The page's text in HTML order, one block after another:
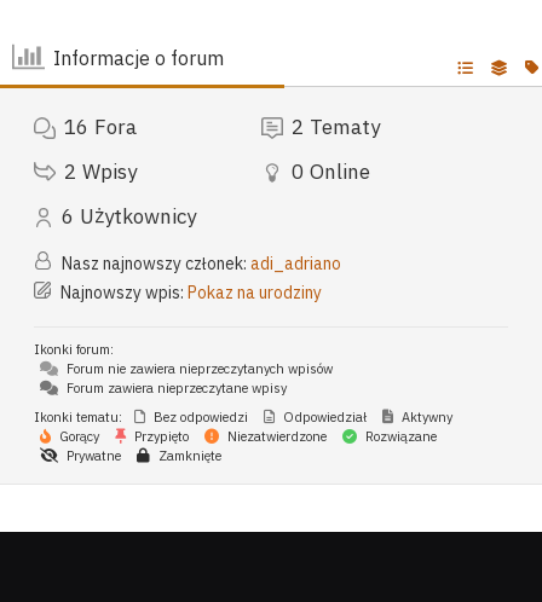
Informacje o forum
16 Fora 2 Tematy
2 Wpisy 0 Online
6 Użytkownicy
Nasz najnowszy członek: adi_adriano
Najnowszy wpis: Pokaz na urodziny
Ikonki forum:
Forum nie zawiera nieprzeczytanych wpisów
Forum zawiera nieprzeczytane wpisy
Ikonki tematu:
Bez odpowiedzi Odpowiedział
Aktywny
Gorący
Przypięto Niezatwierdzone
Rozwiązane
Prywatne
Zamknięte